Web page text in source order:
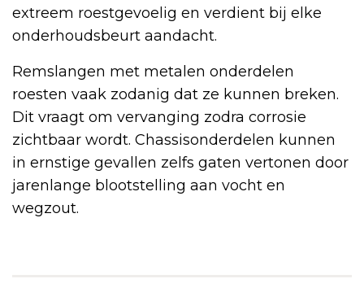
extreem roestgevoelig en verdient bij elke
onderhoudsbeurt aandacht.
Remslangen met metalen onderdelen
roesten vaak zodanig dat ze kunnen breken.
Dit vraagt om vervanging zodra corrosie
zichtbaar wordt. Chassisonderdelen kunnen
in ernstige gevallen zelfs gaten vertonen door
jarenlange blootstelling aan vocht en
wegzout.